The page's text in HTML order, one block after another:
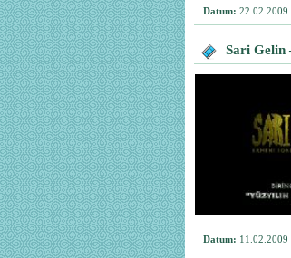
Datum: 22.02.2009
Sari Gelin
Datum: 11.02.2009